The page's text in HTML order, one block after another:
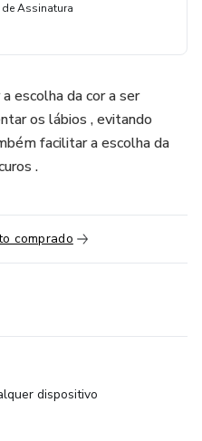
Assinatura
escolha da cor a ser
os lábios , evitando
facilitar a escolha da
.
comprado
dispositivo